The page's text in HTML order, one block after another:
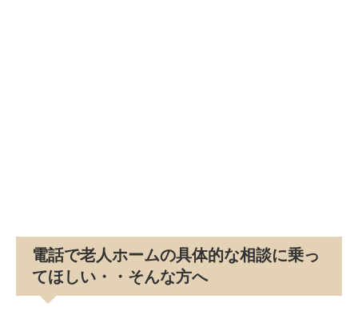
電話で老人ホームの具体的な相談に乗っ
てほしい・・そんな方へ